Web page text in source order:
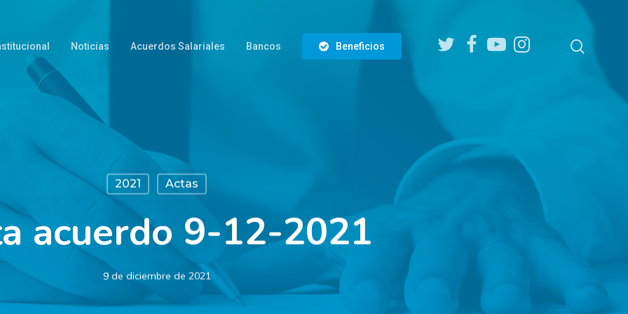
Noticias Acuerdos Salariales Bancos Beneficios
twitter facebookyoutubeinstagram
2021 Actas
acuerdo 9-12-2021
9 de diciembre de 2021